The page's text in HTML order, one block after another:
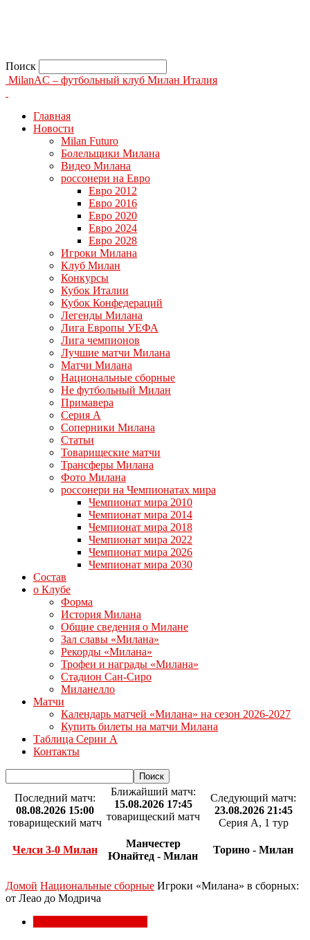
Поиск
MilanAC – футбольный клуб Милан Италия
Главная
Новости
Milan Futuro
Болельщики Милана
Видео Милана
россонери на Евро
Евро 2012
Евро 2016
Евро 2020
Евро 2024
Евро 2028
Игроки Милана
Клуб Милан
Конкурсы
Кубок Италии
Кубок Конфедераций
Легенды Милана
Лига Европы УЕФА
Лига чемпионов
Лучшие матчи Милана
Матчи Милана
Национальные сборные
Не футбольный Милан
Примавера
Серия А
Соперники Милана
Статьи
Товарищеские матчи
Трансферы Милана
Фото Милана
россонери на Чемпионатах мира
Чемпионат мира 2010
Чемпионат мира 2014
Чемпионат мира 2018
Чемпионат мира 2022
Чемпионат мира 2026
Чемпионат мира 2030
Состав
о Клубе
Форма
История Милана
Общие сведения о Милане
Зал славы «Милана»
Рекорды «Милана»
Трофеи и награды «Милана»
Стадион Сан-Сиро
Миланелло
Матчи
Календарь матчей «Милана» на сезон 2026-2027
Купить билеты на матчи Милана
Таблица Серии А
Контакты
Последний матч:
08.08.2026 15:00
товарищеский матч
Челси 3-0 Милан
Ближайший матч:
15.08.2026 17:45
товарищеский матч
Манчестер
Юнайтед - Милан
Следующий матч:
23.08.2026 21:45
Серия А, 1 тур
Торино - Милан
Домой Национальные сборные Игроки «Милана» в сборных:
от Леао до Модрича